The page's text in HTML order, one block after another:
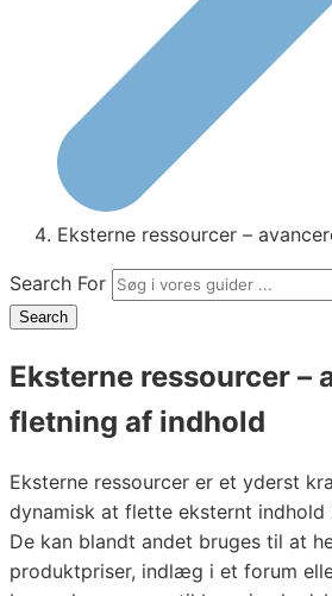
Eksterne ressourcer –
Search For
Search
Eksterne ressourcer –
fletning af indhold
Eksterne ressourcer er et yderst
dynamisk at flette eksternt indhold
De kan blandt andet bruges til at
produktpriser, indlæg i et forum